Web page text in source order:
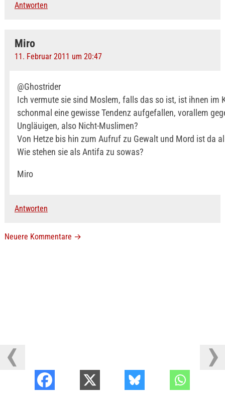
Antworten
Miro
11. Februar 2011 um 20:47
@Ghostrider
Ich vermute sie sind Moslem, falls das so ist, ist ihnen im
schonmal eine gewisse Tendenz aufgefallen, vorallem
Ungläuigen, also Nicht-Muslimen?
Von Hetze bis hin zum Aufruf zu Gewalt und Mord ist da
Wie stehen sie als Antifa zu sowas?
Miro
Antworten
Neuere Kommentare →